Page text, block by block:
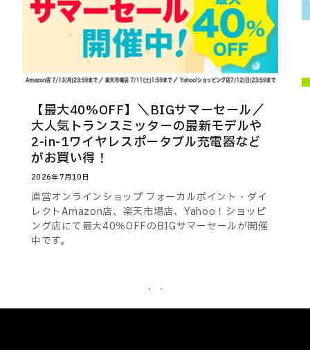
【最大40%OFF】＼BIGサマーセール／
大人気トランスミッターの最新モデルや
2-in-1ワイヤレスポータブル充電器など
がお買い得！
2026年7月10日
直営オンラインショップ フォーカルポイント・ダイ
レクトAmazon店、楽天市場店、Yahoo！ショッピ
ング店にて最大40％OFFのBIGサマーセールが開催
中です。